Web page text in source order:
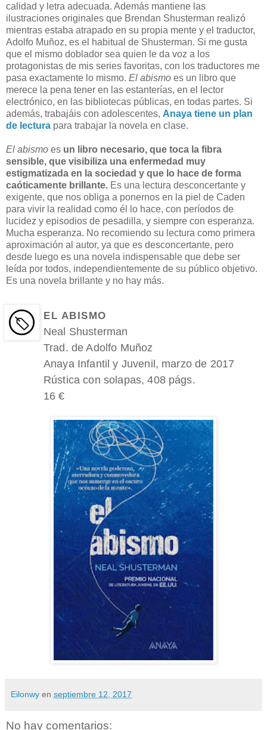
calidad y letra adecuada. Además mantiene las
ilustraciones originales que Brendan Shusterman realizó
mientras estaba atrapado en su propia mente y el traductor,
Adolfo Muñoz, es el habitual de Shusterman. Si me gusta
que el mismo doblador sea quien le da voz a los
protagonistas de mis series favoritas, con los traductores me
pasa exactamente lo mismo. El abismo es un libro que
merece la pena tener en las estanterías, en el lector
electrónico, en las bibliotecas públicas, en todas partes. Si
además, trabajáis con adolescentes, Anaya tiene un plan
de lectura para trabajar la novela en clase.
El abismo es un libro necesario, que toca la fibra
sensible, que visibiliza una enfermedad muy
estigmatizada en la sociedad y que lo hace de forma
caóticamente brillante. Es una lectura desconcertante y
exigente, que nos obliga a ponernos en la piel de Caden
para vivir la realidad como él lo hace, con períodos de
lucidez y episodios de pesadilla, y siempre con esperanza.
Mucha esperanza. No recomiendo su lectura como primera
aproximación al autor, ya que es desconcertante, pero
desde luego es una novela indispensable que debe ser
leída por todos, independientemente de su público objetivo.
Es una novela brillante y no hay más.
EL ABISMO
Neal Shusterman
Trad. de Adolfo Muñoz
Anaya Infantil y Juvenil, marzo de 2017
Rústica con solapas, 408 págs.
16 €
Eilonwy en septiembre 12, 2017
No hay comentarios: